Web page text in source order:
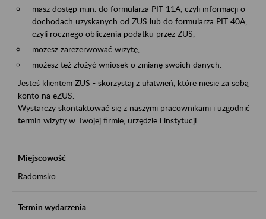
masz dostęp m.in. do formularza PIT 11A, czyli informacji o
dochodach uzyskanych od ZUS lub do formularza PIT 40A,
czyli rocznego obliczenia podatku przez ZUS,
możesz zarezerwować wizytę,
możesz też złożyć wniosek o zmianę swoich danych.
Jesteś klientem ZUS - skorzystaj z ułatwień, które niesie za sobą
konto na eZUS.
Wystarczy skontaktować się z naszymi pracownikami i uzgodnić
termin wizyty w Twojej firmie, urzędzie i instytucji.
Miejscowość
Radomsko
Termin wydarzenia